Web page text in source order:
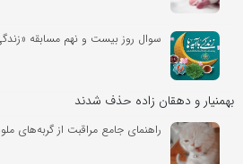
سوال روز بیست و نهم مسابقه «زندگی
بهمنیار و دهقان زاده حذف شدند
راهنمای جامع مراقبت از گربه‌های